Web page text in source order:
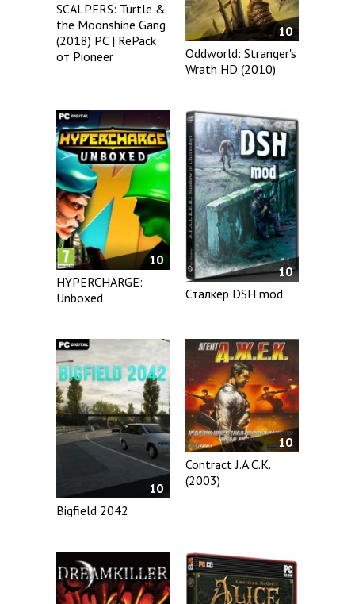
SCALPERS: Turtle &
the Moonshine Gang
(2018) PC | RePack
от Pioneer
10
Oddworld: Stranger's
Wrath HD (2010)
10
HYPERCHARGE:
Unboxed
10
Сталкер DSH mod
10
Bigfield 2042
10
Contract J.A.C.K.
(2003)